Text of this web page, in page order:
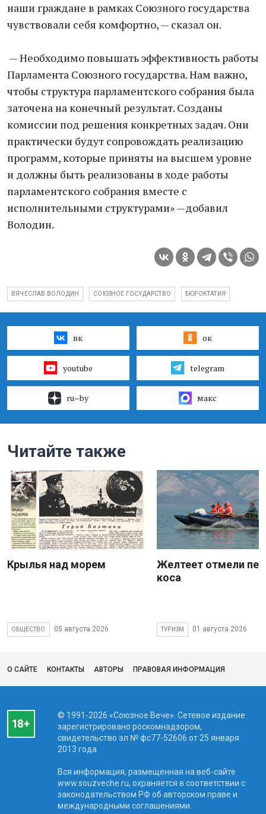
наши граждане в рамках Союзного государства
чувствовали себя комфортно, — сказал он.
— Необходимо повышать эффективность работы
Парламента Союзного государства. Нам важно,
чтобы структура парламентского собрания была
заточена на конечный результат. Созданы
комиссии под решения конкретных задач. Они
практически будут сопровождать реализацию
программ, которые приняты на высшем уровне
и должны быть реализованы в ходе работы
парламентского собрания вместе с
исполнительными структурами» —добавил
Володин.
ВЯЧЕСЛАВ ВОЛОДИН СОЮЗНОЕ ГОСУДАРСТВО БЮРОКТАТИЯ
вк ок
youtube telegram
ru–by макс
Читайте также
Крылья над морем
ОБЩЕСТВО 05 августа 2026
Желтеет отмели
коса
ТУРИЗМ 01 августа 2026
О САЙТЕ КОНТАКТЫ АВТОРЫ ПРАВОВАЯ ИНФОРМАЦИЯ
© 1991-2026 «Союзное Вече». Сетевое издание
зарегистрировано роскомнадзором,
свидетельство эл № фc77-52606 от 25 января
2013 года.
Вся информация, размещенная на веб-сайте
www.souzveche.ru, охраняется в соответствии с
законодательством РФ об авторском праве и
международными соглашениями.